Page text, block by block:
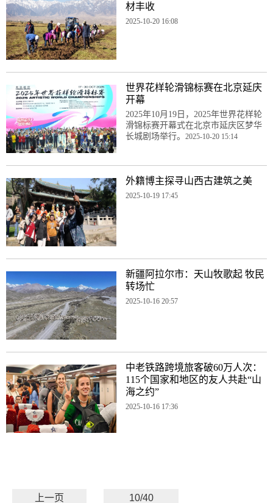
材丰收
2025-10-20 16:08
世界花样轮滑锦标赛在北京延庆
开幕
2025年10月19日，2025年世界花样轮
滑锦标赛开幕式在北京市延庆区梦华
长城剧场举行。 2025-10-20 15:14
外籍博主探寻山西古建筑之美
2025-10-19 17:45
新疆阿拉尔市：天山牧歌起 牧民
转场忙
2025-10-16 20:57
中老铁路跨境旅客破60万人次：
115个国家和地区的友人共赴“山
海之约”
2025-10-16 17:36
上一页 10/40